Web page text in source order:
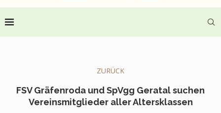
ZURÜCK
FSV Gräfenroda und SpVgg Geratal suchen
Vereinsmitglieder aller Altersklassen